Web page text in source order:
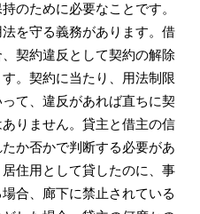
のために必要なことです。
を守る義務があります。借
契約違反として契約の解除
。契約に当たり、用法制限
て、違反があれば直ちに契
りません。貸主と借主の信
か否かで判断する必要があ
住用として貸したのに、事
合、廊下に禁止されている